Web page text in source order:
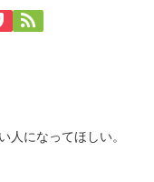
人になってほしい。